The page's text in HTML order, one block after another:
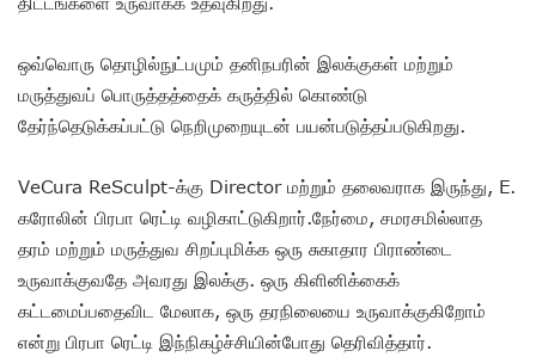
ஒவ்வொரு தொழில்நுட்பமும் தனிநபரின் இலக்குகள் மற்றும்
மருத்துவப் பொருத்தத்தைக் கருத்தில் கொண்டு
தேர்ந்தெடுக்கப்பட்டு நெறிமுறையுடன் பயன்படுத்தப்படுகிறது.
VeCura ReSculpt-க்கு Director மற்றும் தலைவராக இருந்து, E.
கரோலின் பிரபா ரெட்டி வழிகாட்டுகிறார்.நேர்மை, சமரசமில்லாத
தரம் மற்றும் மருத்துவ சிறப்புமிக்க ஒரு சுகாதார பிராண்டை
உருவாக்குவதே அவரது இலக்கு. ஒரு கிளினிக்கைக்
கட்டமைப்பதைவிட மேலாக, ஒரு தரநிலையை உருவாக்குகிறோம்
என்று பிரபா ரெட்டி இந்நிகழ்ச்சியின்போது தெரிவித்தார்.